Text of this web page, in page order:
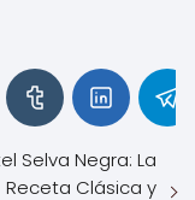
Selva Negra: La
Receta Clásica y